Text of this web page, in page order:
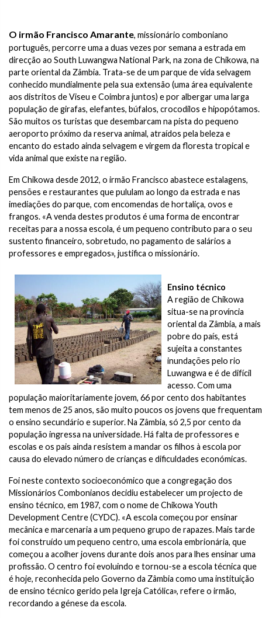
O irmão Francisco Amarante, missionário comboniano
português, percorre uma a duas vezes por semana a estrada em
direcção ao South Luwangwa National Park, na zona de Chikowa, na
parte oriental da Zâmbia. Trata-se de um parque de vida selvagem
conhecido mundialmente pela sua extensão (uma área equivalente
aos distritos de Viseu e Coimbra juntos) e por albergar uma larga
população de girafas, elefantes, búfalos, crocodilos e hipopótamos.
São muitos os turistas que desembarcam na pista do pequeno
aeroporto próximo da reserva animal, atraídos pela beleza e
encanto do estado ainda selvagem e virgem da floresta tropical e
vida animal que existe na região.
Em Chikowa desde 2012, o irmão Francisco abastece estalagens,
pensões e restaurantes que pululam ao longo da estrada e nas
imediações do parque, com encomendas de hortaliça, ovos e
frangos. «A venda destes produtos é uma forma de encontrar
receitas para a nossa escola, é um pequeno contributo para o seu
sustento financeiro, sobretudo, no pagamento de salários a
professores e empregados», justifica o missionário.
Ensino técnico
A região de Chikowa
situa-se na província
oriental da Zâmbia, a mais
pobre do país, está
sujeita a constantes
inundações pelo rio
Luwangwa e é de difícil
acesso. Com uma
população maioritariamente jovem, 66 por cento dos habitantes
tem menos de 25 anos, são muito poucos os jovens que frequentam
o ensino secundário e superior. Na Zâmbia, só 2,5 por cento da
população ingressa na universidade. Há falta de professores e
escolas e os pais ainda resistem a mandar os filhos à escola por
causa do elevado número de crianças e dificuldades económicas.
Foi neste contexto socioeconómico que a congregação dos
Missionários Combonianos decidiu estabelecer um projecto de
ensino técnico, em 1987, com o nome de Chikowa Youth
Development Centre (CYDC). «A escola começou por ensinar
mecânica e marcenaria a um pequeno grupo de rapazes. Mais tarde
foi construído um pequeno centro, uma escola embrionária, que
começou a acolher jovens durante dois anos para lhes ensinar uma
profissão. O centro foi evoluindo e tornou-se a escola técnica que
é hoje, reconhecida pelo Governo da Zâmbia como uma instituição
de ensino técnico gerido pela Igreja Católica», refere o irmão,
recordando a génese da escola.